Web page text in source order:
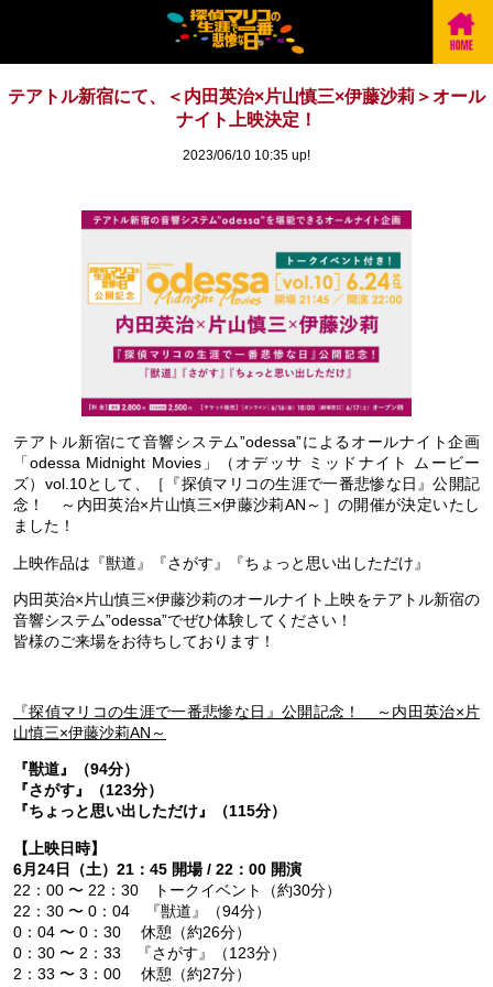
テアトル新宿にて、＜内田英治×片山慎三×伊藤沙莉＞オール
ナイト上映決定！
2023/06/10 10:35 up!
テアトル新宿にて音響システム”odessa”によるオールナイト企画
「odessa Midnight Movies」（オデッサ ミッドナイト ムービー
ズ）vol.10として、［『探偵マリコの生涯で一番悲惨な日』公開記
念！ ～内田英治×片山慎三×伊藤沙莉AN～］の開催が決定いたし
ました！
上映作品は『獣道』『さがす』『ちょっと思い出しただけ』
内田英治×片山慎三×伊藤沙莉のオールナイト上映をテアトル新宿の
音響システム”odessa”でぜひ体験してください！
皆様のご来場をお待ちしております！
『探偵マリコの生涯で一番悲惨な日』公開記念！ ～内田英治×片
山慎三×伊藤沙莉AN～
『獣道』（94分）
『さがす』（123分）
『ちょっと思い出しただけ』（115分）
【上映日時】
6月24日（土）21：45 開場 / 22：00 開演
22：00 〜 22：30 トークイベント（約30分）
22：30 〜 0：04 『獣道』（94分）
0：04 〜 0：30 休憩（約26分）
0：30 〜 2：33 『さがす』（123分）
2：33 〜 3：00 休憩（約27分）